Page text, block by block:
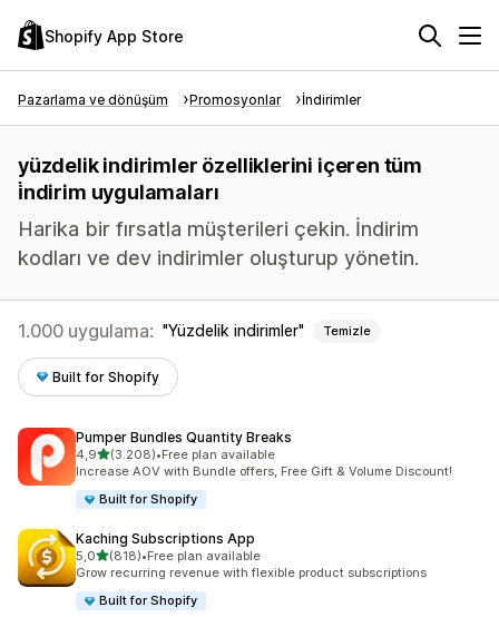
Shopify App Store
Pazarlama ve dönüşüm Promosyonlar İndirimler
yüzdelik indirimler özelliklerini içeren tüm
i̇ndirim uygulamaları
Harika bir fırsatla müşterileri çekin. İndirim
kodları ve dev indirimler oluşturup yönetin.
1.000 uygulama: Yüzdelik indirimler Temizle
Built for Shopify
Pumper Bundles Quantity Breaks
4,95 yıldız üzerinden
(3.208)
toplam 3208 değerlendirme
•Free plan available
Increase AOV with Bundle offers, Free Gift & Volume Discount!
Built for Shopify
Kaching Subscriptions App
5,05 yıldız üzerinden
(818)
toplam 818 değerlendirme
•Free plan available
Grow recurring revenue with flexible product subscriptions
Built for Shopify